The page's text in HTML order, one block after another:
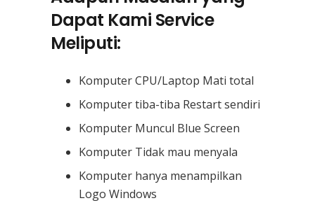
Dapat Kami Service
Meliputi:
Komputer CPU/Laptop Mati total
Komputer tiba-tiba Restart sendiri
Komputer Muncul Blue Screen
Komputer Tidak mau menyala
Komputer hanya menampilkan
Logo Windows